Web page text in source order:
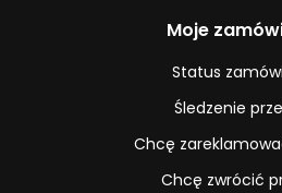
Moje
Status
Śledzenie
Chcę
Chcę zwrócić